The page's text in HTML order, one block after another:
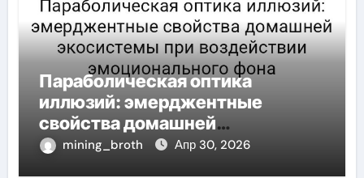
Параболическая оптика
иллюзий: эмерджентные
свойства домашней
экосистемы при воздействии
mining_broth Апр 30, 2026